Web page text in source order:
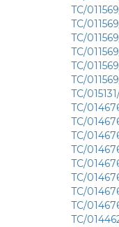
TC/
TC/
TC/
TC/
TC/
TC/
TC/
TC/
TC/
TC/
TC/
TC/
TC/
TC/
TC/
TC/